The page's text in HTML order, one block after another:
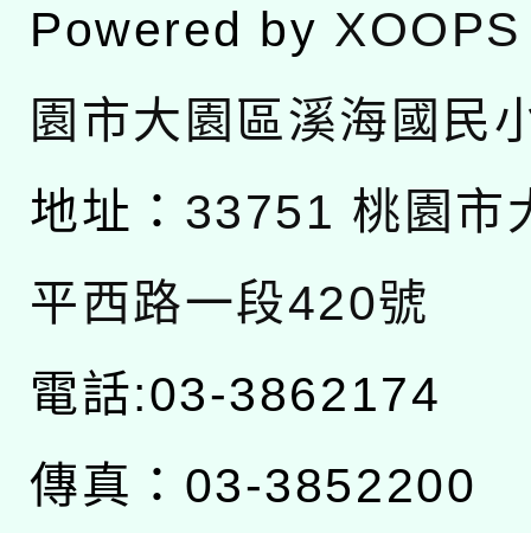
Powered by XOOPS
園市大園區溪海國民
地址： 33751 桃園市
平西路一段420號
電話:03-3862174
傳真：03-3852200